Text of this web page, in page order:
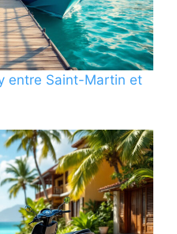
entre Saint-Martin et